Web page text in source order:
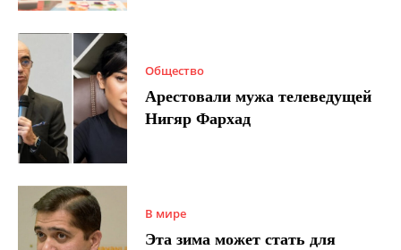
Общество
Арестовали мужа телеведущей
Нигяр Фархад
В мире
Эта зима может стать для